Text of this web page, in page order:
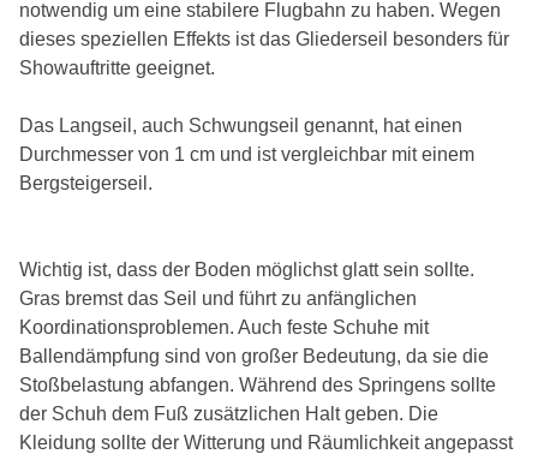
notwendig um eine stabilere Flugbahn zu haben. Wegen
dieses speziellen Effekts ist das Gliederseil besonders für
Showauftritte geeignet.
Das Langseil, auch Schwungseil genannt, hat einen
Durchmesser von 1 cm und ist vergleichbar mit einem
Bergsteigerseil.
Wichtig ist, dass der Boden möglichst glatt sein sollte.
Gras bremst das Seil und führt zu anfänglichen
Koordinationsproblemen. Auch feste Schuhe mit
Ballendämpfung sind von großer Bedeutung, da sie die
Stoßbelastung abfangen. Während des Springens sollte
der Schuh dem Fuß zusätzlichen Halt geben. Die
Kleidung sollte der Witterung und Räumlichkeit angepasst